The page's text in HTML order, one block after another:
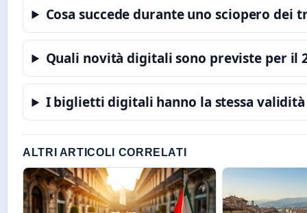
Cosa succede durante uno sciopero dei
Quali novità digitali sono previste per il
I biglietti digitali hanno la stessa
ALTRI ARTICOLI CORRELATI